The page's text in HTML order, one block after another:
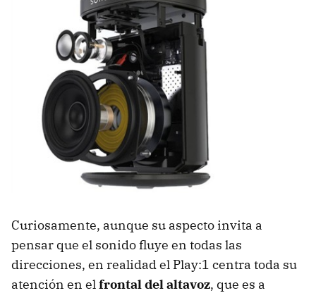
Curiosamente, aunque su aspecto invita a
pensar que el sonido fluye en todas las
direcciones, en realidad el Play:1 centra toda su
atención en elfrontal del altavoz, que es a